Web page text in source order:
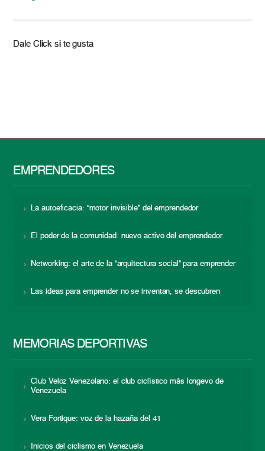
Dale Click si te gusta
EMPRENDEDORES
La autoeficacia: “motor invisible” del emprendedor
El poder de la comunidad: nuevo activo del emprendedor
Networking: el arte de la “arquitectura social” para emprender
Las ideas para emprender no se inventan, se descubren
MEMORIAS DEPORTIVAS
Club Veloz Venezolano: el club ciclístico más longevo de
Venezuela
Vera Fortique: voz de la hazaña del 41
Inicios del ciclismo en Venezuela